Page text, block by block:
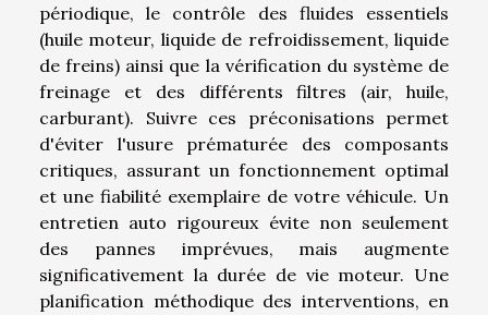
périodique, le contrôle des fluides essentiels
(huile moteur, liquide de refroidissement, liquide
de freins) ainsi que la vérification du système de
freinage et des différents filtres (air, huile,
carburant). Suivre ces préconisations permet
d'éviter l'usure prématurée des composants
critiques, assurant un fonctionnement optimal
et une fiabilité exemplaire de votre véhicule. Un
entretien auto rigoureux évite non seulement
des pannes imprévues, mais augmente
significativement la durée de vie moteur. Une
planification méthodique des interventions, en